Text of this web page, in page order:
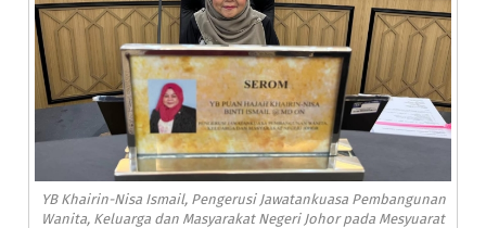
YB Khairin-Nisa Ismail, Pengerusi Jawatankuasa Pembangunan
Wanita, Keluarga dan Masyarakat Negeri Johor pada Mesyuarat